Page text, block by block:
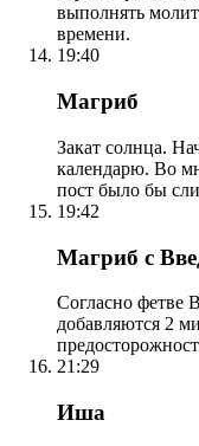
выполнять
времени.
19:40
Магриб
Закат солнца.
календарю. Во
пост было бы
19:42
Магриб с
Согласно фетве
добавляются 2
21:29
Иша